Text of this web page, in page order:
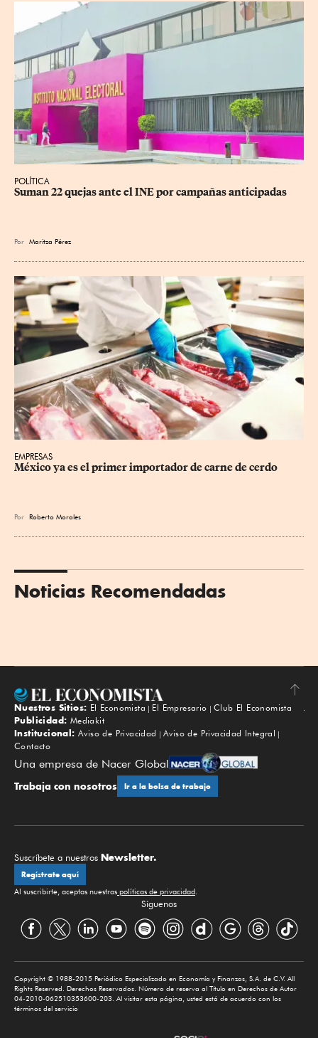
POLÍTICA
Suman 22 quejas ante el INE por campañas anticipadas
Por Maritza Pérez
EMPRESAS
México ya es el primer importador de carne de cerdo
Por Roberto Morales
Noticias Recomendadas
Subir
Nuestros Sitios: El Economista El Empresario
Club El Economista
Publicidad: Mediakit
Institucional: Aviso de Privacidad
Aviso de Privacidad Integral
Contacto
Una empresa de Nacer Global
Trabaja con nosotros Ir a la bolsa de trabajo
Suscríbete a nuestros Newsletter.
Regístrate aquí
Al suscribirte, aceptas nuestras políticas de privacidad
Síguenos
Copyright © 1988-2015 Periódico Especializado en Economía y Finanzas, S.A. de C.V. All
Rights Reserved. Derechos Reservados. Número de reserva al Título en Derechos de Autor
04-2010-062510353600-203. Al visitar esta página, usted está de acuerdo con los
términos del servicio